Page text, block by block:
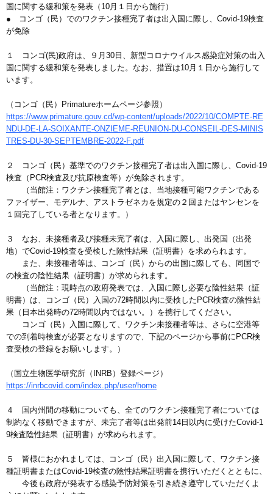
国に関する緩和策を発表（10月１日から施行）
● コンゴ（民）でのワクチン接種完了者は出入国に際し、Covid-19検査
が免除
１ コンゴ(民)政府は、９月30日、新型コロナウイルス感染症対策の出入
国に関する緩和策を発表しました。なお、措置は10月１日から施行して
います。
（コンゴ（民）Primatureホームページ参照）
https://www.primature.gouv.cd/wp-content/uploads/2022/10/COMPTE-RE
NDU-DE-LA-SOIXANTE-ONZIEME-REUNION-DU-CONSEIL-DES-MINIS
TRES-DU-30-SEPTEMBRE-2022-F.pdf
２ コンゴ（民）基準でのワクチン接種完了者は出入国に際し、Covid-19
検査（PCR検査及び抗原検査等）が免除されます。
（当館注：ワクチン接種完了者とは、当地接種可能ワクチンである
ファイザー、モデルナ、アストラゼネカを規定の２回またはヤンセンを
１回完了している者となります。）
３ なお、未接種者及び接種未完了者は、入国に際し、出発国（出発
地）でCovid-19検査を受検した陰性結果（証明書）を求められます。
また、未接種者等は、コンゴ（民）からの出国に際しても、同国で
の検査の陰性結果（証明書）が求められます。
（当館注：現時点の政府発表では、入国に際し必要な陰性結果（証
明書）は、コンゴ（民）入国の72時間以内に受検したPCR検査の陰性結
果（日本出発時の72時間以内ではない。）を携行してください。
コンゴ（民）入国に際して、ワクチン未接種者等は、さらに空港等
での到着時検査が必要となりますので、下記のページから事前にPCR検
査受検の登録をお願いします。）
（国立生物医学研究所（INRB）登録ページ）
https://inrbcovid.com/index.php/user/home
４ 国内州間の移動についても、全てのワクチン接種完了者については
制約なく移動できますが、未完了者等は出発前14日以内に受けたCovid-1
9検査陰性結果（証明書）が求められます。
５ 皆様におかれましては、コンゴ（民）出入国に際して、ワクチン接
種証明書またはCovid-19検査の陰性結果証明書を携行いただくとともに、
今後も政府が発表する感染予防対策を引き続き遵守していただくよ